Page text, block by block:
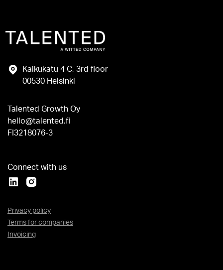
Kaikukatu 4 C, 3rd floor
00530 Helsinki
Talented Growth Oy
hello@talented.fi
FI3218076-3
Privacy policy
Terms for companies
Invoicing
Connect with us